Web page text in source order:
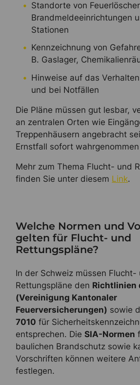
Standorte von
Brandmeldeeinrichtungen
Stationen
Kennzeichnung von
B. Gaslager,
Hinweise auf das
und bei Notfällen
Die Pläne müssen gut lesbar,
an zentralen Orten wie
Treppenhäusern angebracht
Ernstfall sofort
Mehr zum Thema Flucht- und
finden Sie unter diesem Link.
Welche Normen und
gelten für Flucht- und
Rettungspläne?
In der Schweiz müssen Flucht-
Rettungspläne den Richtlinien
(Vereinigung Kantonaler
Feuerversicherungen) sowie
7010 für
entsprechen. DieSIA-Normen
baulichen Brandschutz sowie
Vorschriften können weitere
festlegen.